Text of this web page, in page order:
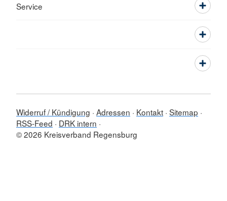
Service
Widerruf / Kündigung Adressen Kontakt Sitemap
RSS-Feed
DRK intern
© 2026 Kreisverband Regensburg